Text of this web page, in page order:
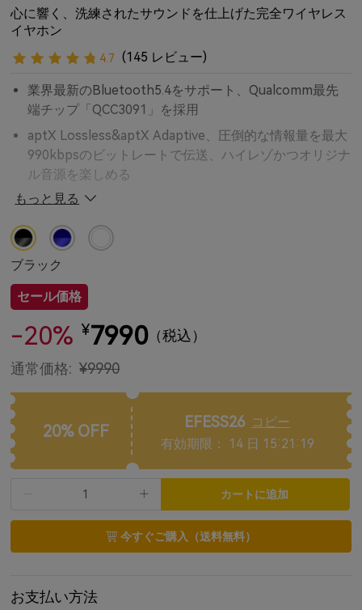
心に響く、洗練されたサウンドを仕上げた完全ワイヤレス
イヤホン
4.7 (145 レビュー)
業界最新のBluetooth5.4をサポート、Qualcomm最先
端チップ「QCC3091」を採用
aptX Lossless&aptX Adaptive、圧倒的な情報量を最大
990kbpsのビットレートで伝送、ハイレゾかつオリジナ
ル音源を楽しめる
LDACに対応&日本オーディオ協会によるハイレゾワイ
QCC Snapdragon Sound技術に対応
EarFun独自の「QuietSmart 3.0」・ハイブリッド・ア
ダプティブ式ノイズキャンセリング機能、最大50dBの
ノイズを低減
次世代BluetoothオーディオのLE AudioとAuracast™に
左右各3基の高性能マイクが内蔵され、cVc 8.0ノイキャ
ン機能とAI技術を活用したアルゴリズムによって、どこ
でもクリアな通話を実現
最大52時間再生可能
マルチポイント接続
Google Fast Pairに対応
ワイヤレス・急速充電
50ms低遅延ゲームモード、シムレスなゲーム体験
IPX5防水（イヤホンのみ）
もっと見る
ブラック
セール価格
-20% ¥7990（税込）
通常価格: ¥9990
20% OFF EFESS26 コピー
有効期限： 14 日 15:21:17
カートに追加
今すぐご購入（送料無料）
お支払い方法